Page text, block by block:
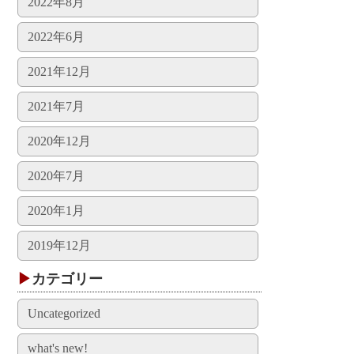
2022年6月
2021年12月
2021年7月
2020年12月
2020年7月
2020年1月
2019年12月
カテゴリー
Uncategorized
what's new!